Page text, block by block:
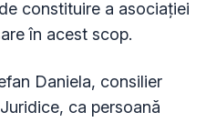
constituire a asociației
în acest scop.
Daniela, consilier
ca persoană